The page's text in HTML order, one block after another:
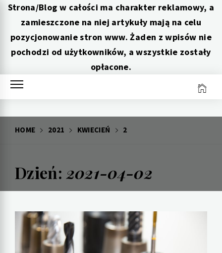
Strona/Blog w całości ma charakter reklamowy, a
zamieszczone na niej artykuły mają na celu
pozycjonowanie stron www. Żaden z wpisów nie
pochodzi od użytkowników, a wszystkie zostały
opłacone.
Skip
HOME 2021 KWIECIEŃ 2
Dzień: 2021-04-02